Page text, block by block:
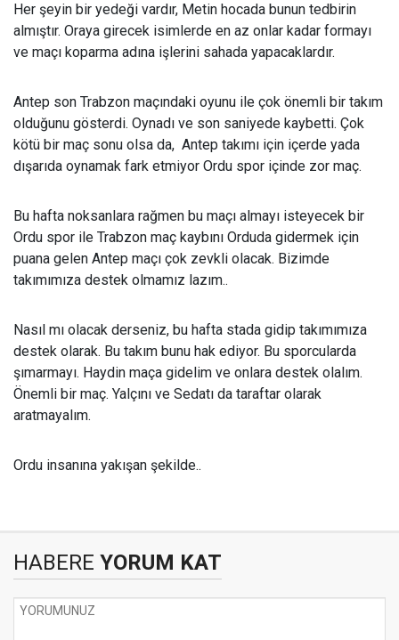
Her şeyin bir yedeği vardır, Metin hocada bunun tedbirin
almıştır. Oraya girecek isimlerde en az onlar kadar formayı
ve maçı koparma adına işlerini sahada yapacaklardır.
Antep son Trabzon maçındaki oyunu ile çok önemli bir takım
olduğunu gösterdi. Oynadı ve son saniyede kaybetti. Çok
kötü bir maç sonu olsa da, Antep takımı için içerde yada
dışarıda oynamak fark etmiyor Ordu spor içinde zor maç.
Bu hafta noksanlara rağmen bu maçı almayı isteyecek bir
Ordu spor ile Trabzon maç kaybını Orduda gidermek için
puana gelen Antep maçı çok zevkli olacak. Bizimde
takımımıza destek olmamız lazım..
Nasıl mı olacak derseniz, bu hafta stada gidip takımımıza
destek olarak. Bu takım bunu hak ediyor. Bu sporcularda
şımarmayı. Haydin maça gidelim ve onlara destek olalım.
Önemli bir maç. Yalçını ve Sedatı da taraftar olarak
aratmayalım.
Ordu insanına yakışan şekilde..
HABERE YORUM KAT